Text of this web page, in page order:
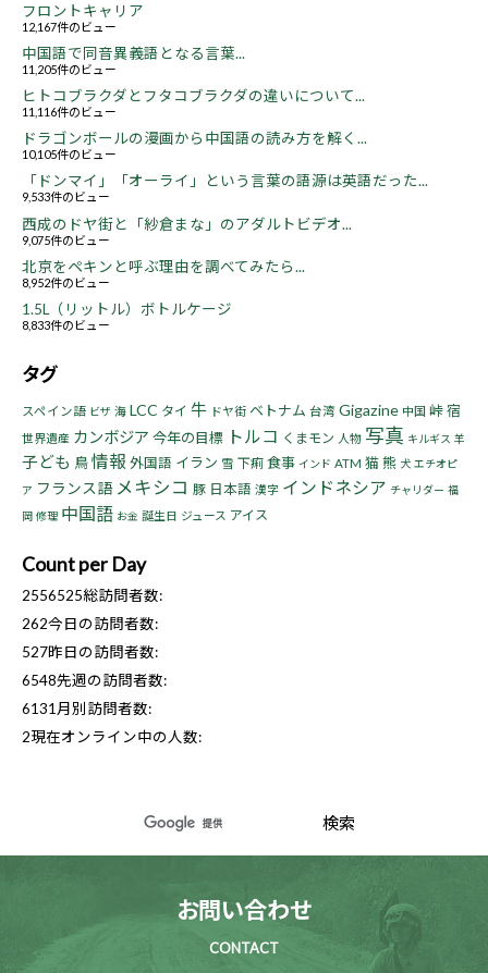
フロントキャリア
12,167件のビュー
中国語で同音異義語となる言葉...
11,205件のビュー
ヒトコブラクダとフタコブラクダの違いについて...
11,116件のビュー
ドラゴンボールの漫画から中国語の読み方を解く...
10,105件のビュー
「ドンマイ」「オーライ」という言葉の語源は英語だった...
9,533件のビュー
西成のドヤ街と「紗倉まな」のアダルトビデオ...
9,075件のビュー
北京をペキンと呼ぶ理由を調べてみたら...
8,952件のビュー
1.5L（リットル）ボトルケージ
8,833件のビュー
タグ
スペイン語 ビザ 海 LCC タイ 牛 ドヤ街 ベトナム 台湾 Gigazine 中国 峠宿
世界遺産 カンボジア 今年の目標 トルコ くまモン 人物 写真 キルギス 羊
子ども 鳥情報 外国語 イラン 雪 下痢 食事 インド ATM 猫熊 犬 エチオピ
ア フランス語 メキシコ 豚 日本語 漢字 インドネシア チャリダー 福
岡 修理 中国語 お金 誕生日 ジュース アイス
Count per Day
2556525総訪問者数:
262今日の訪問者数:
527昨日の訪問者数:
6548先週の訪問者数:
6131月別訪問者数:
2現在オンライン中の人数:
お問い合わせ
CONTACT